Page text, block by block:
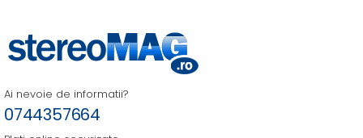
Ai nevoie de informatii?
0744357664